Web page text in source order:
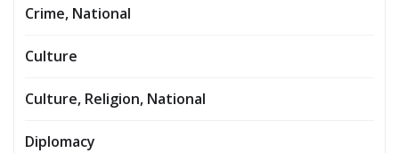
Crime, National
Culture
Culture, Religion, National
Diplomacy